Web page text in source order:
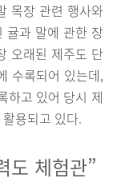
목장 관련 행사와
귤과 말에 관한 장
오래된 제주도 단
수록되어 있는데,
고 있어 당시 제
용되고 있다.
도 체험관”